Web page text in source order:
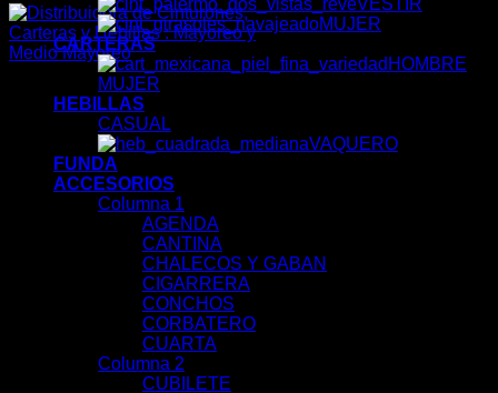
VESTIR
MUJER
CARTERAS
HOMBRE
MUJER
HEBILLAS
CASUAL
VAQUERO
FUNDA
ACCESORIOS
Columna 1
AGENDA
CANTINA
CHALECOS Y GABAN
CIGARRERA
CONCHOS
CORBATERO
CUARTA
Columna 2
CUBILETE